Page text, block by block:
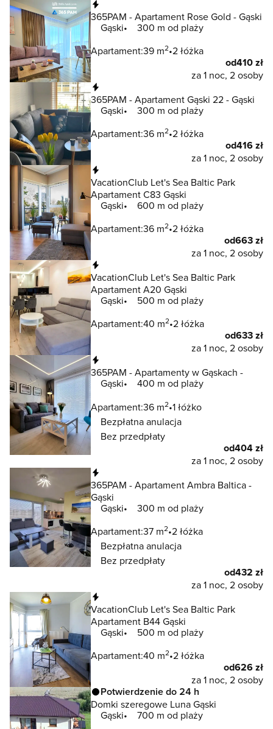
365PAM - Apartament Rose Gold - Gąski
Gąski
300 m od plaży
Apartament:39 m2 2 łóżka
od410 zł
za 1 noc, 2 osoby
365PAM - Apartament Gąski 22 - Gąski
Gąski
300 m od plaży
Apartament:36 m2 2 łóżka
od416 zł
za 1 noc, 2 osoby
VacationClub Let's Sea Baltic Park
Apartament C83 Gąski
Gąski
600 m od plaży
Apartament:36 m2 2 łóżka
od663 zł
za 1 noc, 2 osoby
VacationClub Let's Sea Baltic Park
Apartament A20 Gąski
Gąski
500 m od plaży
Apartament:40 m2 2 łóżka
od633 zł
za 1 noc, 2 osoby
365PAM - Apartamenty w Gąskach -
Gąski
400 m od plaży
Apartament:36 m2 1 łóżko
Bezpłatna anulacja
Bez przedpłaty
od404 zł
za 1 noc, 2 osoby
365PAM - Apartament Ambra Baltica -
Gąski
Gąski
300 m od plaży
Apartament:37 m2 2 łóżka
Bezpłatna anulacja
Bez przedpłaty
od432 zł
za 1 noc, 2 osoby
VacationClub Let's Sea Baltic Park
Apartament B44 Gąski
Gąski
500 m od plaży
Apartament:40 m2 2 łóżka
od626 zł
za 1 noc, 2 osoby
Potwierdzenie do 24 h
Domki szeregowe Luna Gąski
Gąski
700 m od plaży